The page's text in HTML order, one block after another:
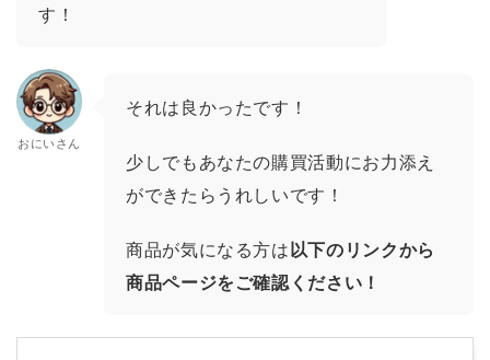
す！
おにいさん
それは良かったです！
少しでもあなたの購買活動にお力添え
ができたらうれしいです！
商品が気になる方は以下のリンクから
商品ページをご確認ください！